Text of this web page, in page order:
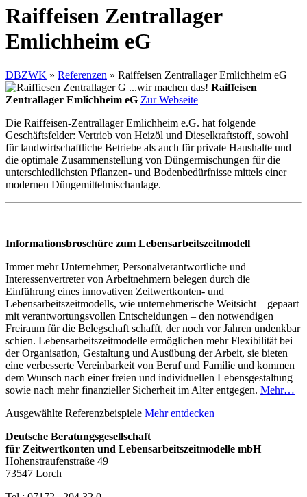
Raiffeisen Zentrallager
Emlichheim eG
DBZWK » Referenzen » Raiffeisen Zentrallager Emlichheim eG
Raiffeisen
Zentrallager Emlichheim eG Zur Webseite
Die Raiffeisen-Zentrallager Emlichheim e.G. hat folgende
Geschäftsfelder: Vertrieb von Heizöl und Dieselkraftstoff, sowohl
für landwirtschaftliche Betriebe als auch für private Haushalte und
die optimale Zusammenstellung von Düngermischungen für die
unterschiedlichsten Pflanzen- und Bodenbedürfnisse mittels einer
modernen Düngemittelmischanlage.
Informationsbroschüre zum Lebensarbeitszeitmodell
Immer mehr Unternehmer, Personalverantwortliche und
Interessenvertreter von Arbeitnehmern belegen durch die
Einführung eines innovativen Zeitwertkonten- und
Lebensarbeitszeitmodells, wie unternehmerische Weitsicht – gepaart
mit verantwortungsvollen Entscheidungen – den notwendigen
Freiraum für die Belegschaft schafft, der noch vor Jahren undenkbar
schien. Lebensarbeitszeitmodelle ermöglichen mehr Flexibilität bei
der Organisation, Gestaltung und Ausübung der Arbeit, sie bieten
eine verbesserte Vereinbarkeit von Beruf und Familie und kommen
dem Wunsch nach einer freien und individuellen Lebensgestaltung
sowie nach mehr finanzieller Sicherheit im Alter entgegen. Mehr…
Ausgewählte Referenzbeispiele Mehr entdecken
Deutsche Beratungsgesellschaft
für Zeitwertkonten und Lebensarbeitszeitmodelle mbH
Hohenstraufenstraße 49
73547 Lorch